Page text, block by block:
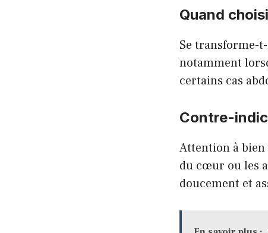
Quand
Se transforme-
notamment
certains cas
Contre-
Attention à bien
du cœur ou les
doucement et